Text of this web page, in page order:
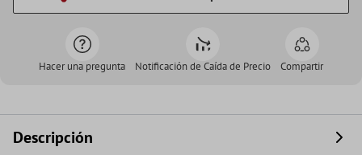
Hacer una pregunta Notificación de Caída de Precio Compartir
Descripción